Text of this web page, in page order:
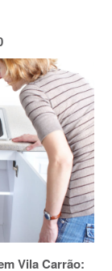
Vila Carrão: